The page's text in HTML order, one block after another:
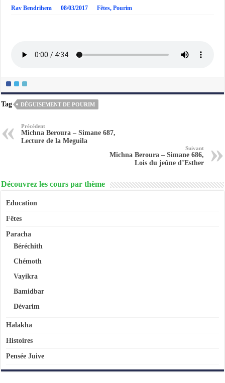
Rav Bendrihem 08/03/2017 Fêtes,Pourim
Tag DÉGUISEMENT DE POURIM
Précédent
Michna Beroura – Simane 687,
Lecture de la Meguila
Suivant
Michna Beroura – Simane 686,
Lois du jeûne d’Esther
Découvrez les cours par thème
Education
Fêtes
Paracha
Béréchith
Chémoth
Vayikra
Bamidbar
Dévarim
Halakha
Histoires
Pensée Juive